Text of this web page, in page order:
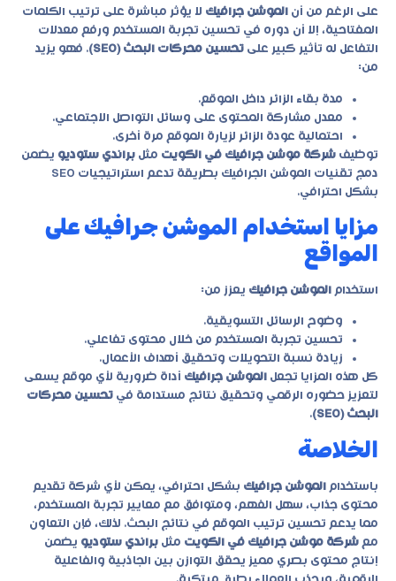
على الرغم من أن الموشن جرافيك لا يؤثر مباشرة على ترتيب الكلمات
المفتاحية، إلا أن دوره في تحسين تجربة المستخدم ورفع معدلات
التفاعل له تأثير كبير على تحسين محركات البحث (SEO)
. فهو يزيد
من:
مدة بقاء الزائر داخل الموقع.
معدل مشاركة المحتوى على وسائل التواصل الاجتماعي.
احتمالية عودة الزائر لزيارة الموقع مرة أخرى.
توظيف شركة موشن جرافيك في الكويت مثل براندي ستوديو يضمن
دمج تقنيات الموشن الجرافيك بطريقة تدعم استراتيجيات SEO
بشكل احترافي.
مزايا استخدام الموشن جرافيك على
المواقع
استخدام الموشن جرافيك يعزز من:
وضوح الرسائل التسويقية.
تحسين تجربة المستخدم من خلال محتوى تفاعلي.
زيادة نسبة التحويلات وتحقيق أهداف الأعمال.
كل هذه المزايا تجعل الموشن جرافيك أداة ضرورية لأي موقع يسعى
لتعزيز حضوره الرقمي وتحقيق نتائج مستدامة في تحسين محركات
البحث (SEO)
.
الخلاصة
باستخدام الموشن جرافيك بشكل احترافي، يمكن لأي شركة تقديم
محتوى جذاب، سهل الفهم، ومتوافق مع معايير تجربة المستخدم،
مما يدعم تحسين ترتيب الموقع في نتائج البحث. لذلك، فإن التعاون
مع شركة موشن جرافيك في الكويت مثل براندي ستوديو يضمن
إنتاج محتوى بصري مميز يحقق التوازن بين الجاذبية والفاعلية